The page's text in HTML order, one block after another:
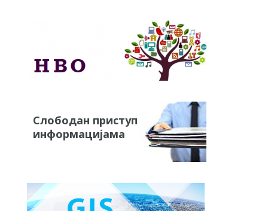
Слободан приступ
информацијама